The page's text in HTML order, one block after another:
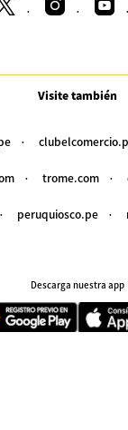
Visite también
trome.com
peruquiosco.pe
Descarga nuestra app